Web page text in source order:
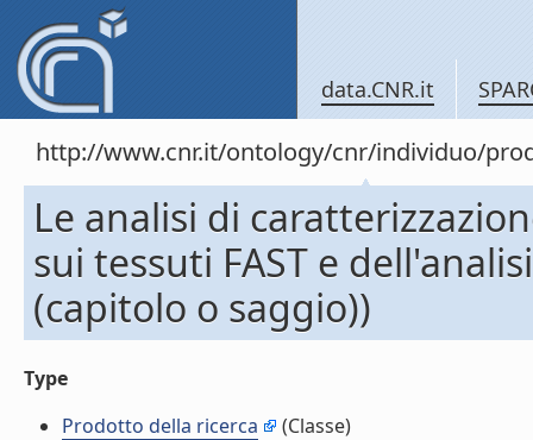
data.CNR.it
http://www.cnr.it/ontology/cnr/individuo/
Le analisi di
sui tessuti FAST e
(capitolo o saggio))
Type
Prodotto della ricerca
(Classe)